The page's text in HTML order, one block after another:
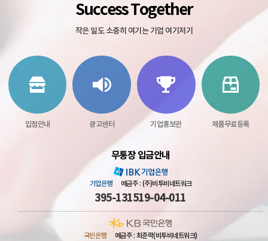
Success Together
작은 일도 소중히 여기는 기업 여기저기
입점안내 광고센터 기업홍보관 제품무료등록
무통장 입금안내
기업은행 예금주 : (주)비투비네트워크
395-131519-04-011
국민은행 예금주 : 최준락(비투비네트워크)